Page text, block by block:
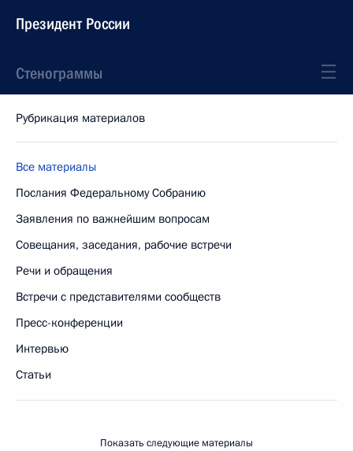
Президент России
Стенограммы
Рубрикация материалов
Все материалы
Послания Федеральному Собранию
Заявления по важнейшим вопросам
Совещания, заседания, рабочие встречи
Речи и обращения
Встречи с представителями сообществ
Пресс-конференции
Интервью
Статьи
Показать следующие материалы